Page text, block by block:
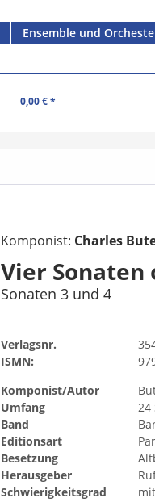
Ensemble und
0,00 € *
Komponist: Charles
Vier Sonaten
Sonaten 3 und 4
Verlagsnr.
ISMN:
Komponist/Autor
Umfang
24
Band
Editionsart
Besetzung
Herausgeber
Schwierigkeitsgrad